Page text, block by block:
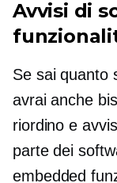
Avvisi di
Se sai quanto
avrai anche
riordino e
parte dei
embedded